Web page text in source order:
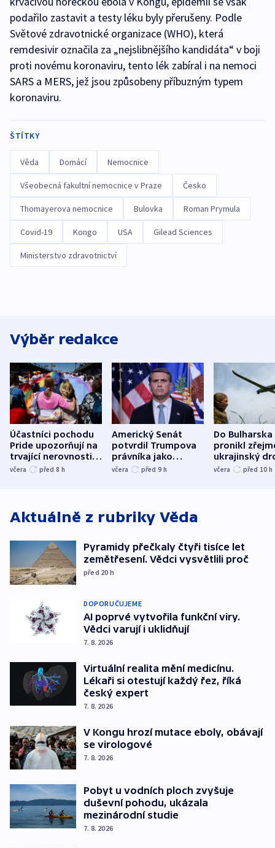
podařilo zastavit a testy léku byly přerušeny. Podle
Světové zdravotnické organizace (WHO), která
remdesivir označila za „nejslibnějšího kandidáta“ v boji
proti novému koronaviru, tento lék zabíral i na nemoci
SARS a MERS, jež jsou způsobeny příbuzným typem
koronaviru.
ŠTÍTKY
Věda Domácí Nemocnice
Všeobecná fakultní nemocnice v Praze Česko
Thomayerova nemocnice Bulovka Roman Prymula
Covid-19 Kongo USA Gilead Sciences
Ministerstvo zdravotnictví
Výběr redakce
Účastníci pochodu
Pride upozorňují na
trvající nerovnosti i
společenskou
včera před 8 h
Americký Senát
potvrdil Trumpova
právníka jako
ministra
včera před 9 h
Do Bulharska
pronikl
ukrajinský
explodoval
včera před 10 h
Aktuálně z rubriky Věda
Pyramidy přečkaly čtyři tisíce let
zemětřesení. Vědci vysvětlili proč
před 20 h
DOPORUČUJEME
AI poprvé vytvořila funkční viry.
Vědci varují i uklidňují
7. 8. 2026
Virtuální realita mění medicínu.
Lékaři si otestují každý řez, říká
český expert
7. 8. 2026
V Kongu hrozí mutace eboly, obávají
se virologové
7. 8. 2026
Pobyt u vodních ploch zvyšuje
duševní pohodu, ukázala
mezinárodní studie
7. 8. 2026